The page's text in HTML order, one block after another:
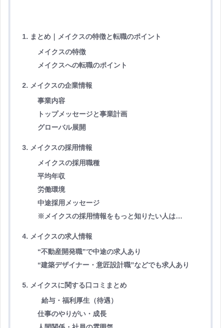
1. まとめ｜メイクスの特徴と転職のポイント
メイクスの特徴
メイクスへの転職のポイント
2. メイクスの企業情報
事業内容
トップメッセージと事業計画
グローバル展開
3. メイクスの採用情報
メイクスの採用職種
平均年収
労働環境
中途採用メッセージ
※メイクスの採用情報をもっと知りたい人は…
4. メイクスの求人情報
“不動産開発職”で中途の求人あり
“建築デザイナー・意匠設計職”などでも求人あり
5. メイクスに関する口コミまとめ
給与・福利厚生（待遇）
仕事のやりがい・成長